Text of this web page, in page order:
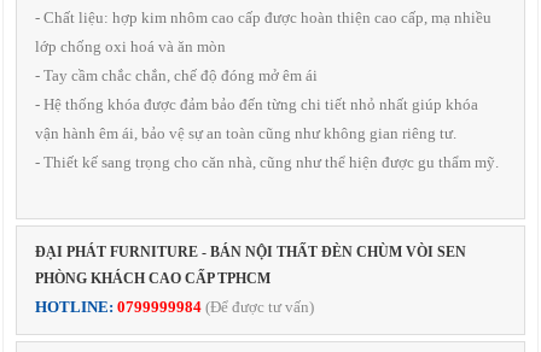
- Chất liệu: hợp kim nhôm cao cấp được hoàn thiện cao cấp, mạ nhiều
lớp chống oxi hoá và ăn mòn
- Tay cầm chắc chắn, chế độ đóng mở êm ái
- Hệ thống khóa được đảm bảo đến từng chi tiết nhỏ nhất giúp khóa
vận hành êm ái, bảo vệ sự an toàn cũng như không gian riêng tư.
- Thiết kế sang trọng cho căn nhà, cũng như thể hiện được gu thẩm mỹ.
ĐẠI PHÁT FURNITURE - BÁN NỘI THẤT ĐÈN CHÙM VÒI SEN
PHÒNG KHÁCH CAO CẤP TPHCM
HOTLINE:0799999984 (Để được tư vấn)